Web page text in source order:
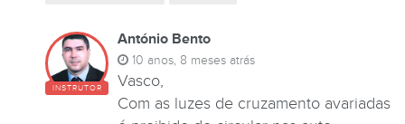
INSTRUTOR
António Bento
10 anos, 8 meses atrás
Vasco,
Com as luzes de cruzamento avariadas